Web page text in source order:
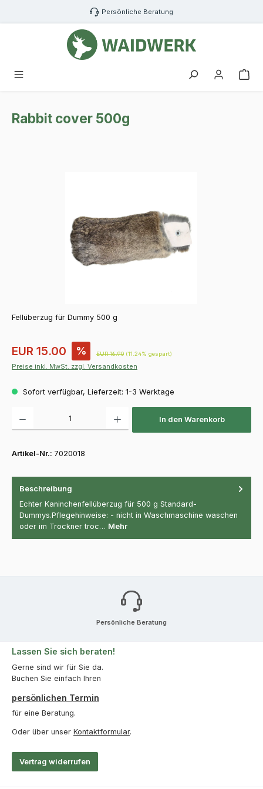
Zum Hauptinhalt springen Persönliche Beratung
Rabbit cover 500g
Fellüberzug für Dummy 500 g
Verkaufspreis:
EUR 15.00 % Regulärer Preis:
EUR 16.90 (11.24% gespart)
Preise inkl. MwSt. zzgl. Versandkosten
Sofort verfügbar, Lieferzeit: 1-3 Werktage
In den Warenkorb
Artikel-Nr.: 7020018
Beschreibung
Echter Kaninchenfellüberzug für 500 g Standard-
Dummys.Pflegehinweise: - nicht in Waschmaschine waschen
oder im Trockner troc… Mehr
Persönliche Beratung
Lassen Sie sich beraten!
Gerne sind wir für Sie da.
Buchen Sie einfach Ihren
persönlichen Termin
für eine Beratung.
Oder über unser Kontaktformular.
Vertrag widerrufen